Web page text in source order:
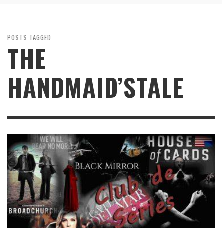
POSTS TAGGED
THE
HANDMAID’STALE